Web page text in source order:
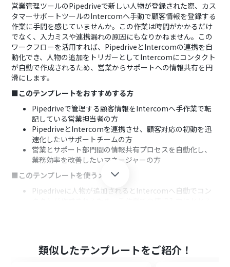
営業管理ツールのPipedriveで新しい人物が登録された際、カス
タマーサポートツールのIntercomへ手動で顧客情報を登録する
作業に手間を感じていませんか。この作業は時間がかかるだけ
でなく、入力ミスや連携漏れの原因にもなりかねません。この
ワークフローを活用すれば、PipedriveとIntercomの連携を自
動化でき、人物の追加をトリガーとしてIntercomにコンタクト
が自動で作成されるため、営業からサポートへの情報共有を円
滑にします。
■このテンプレートをおすすめする方
Pipedriveで管理する顧客情報をIntercomへ手作業で転
記している営業担当者の方
PipedriveとIntercomを連携させ、顧客対応の初動を迅
速化したいサポートチームの方
営業とサポート部門間の情報共有プロセスを自動化し、
業務効率を改善したいマネージャーの方
■このテンプレートを使うメリット
Pipedriveに人物が追加されるとIntercomへ自動でコン
■フローボットの流れ
類似したテンプレートをご紹介！